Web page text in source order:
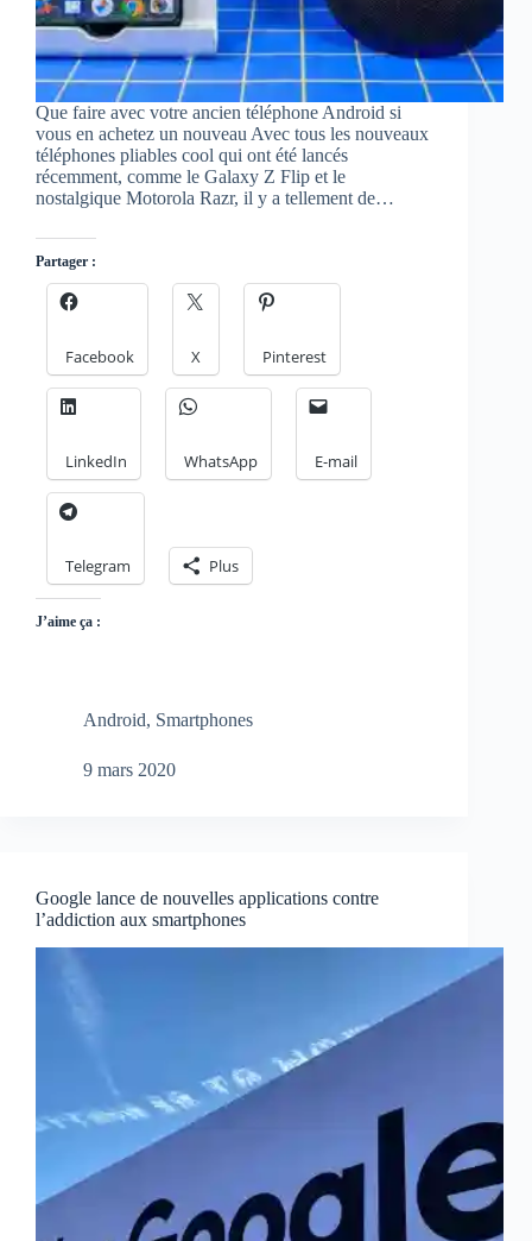
Que faire avec votre ancien téléphone Android si
vous en achetez un nouveau Avec tous les nouveaux
téléphones pliables cool qui ont été lancés
récemment, comme le Galaxy Z Flip et le
nostalgique Motorola Razr, il y a tellement de…
Partager :
Facebook X Pinterest
LinkedIn WhatsApp E-mail
Telegram Plus
J’aime ça :
Android, Smartphones
9 mars 2020
Google lance de nouvelles applications contre
l’addiction aux smartphones